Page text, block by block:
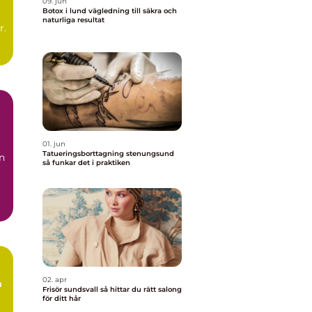
Botox i lund vägledning till säkra och
naturliga resultat
01. jun
Tatueringsborttagning stenungsund
så funkar det i praktiken
02. apr
Frisör sundsvall så hittar du rätt salong
för ditt hår